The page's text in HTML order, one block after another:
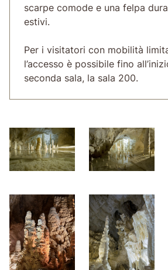
scarpe comode e una felpa
estivi.
Per i visitatori con mobilità
l’accesso è possibile fino
seconda sala, la sala 200.